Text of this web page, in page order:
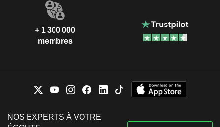
+ 1 300 000
membres
NOS EXPERTS À VOTRE